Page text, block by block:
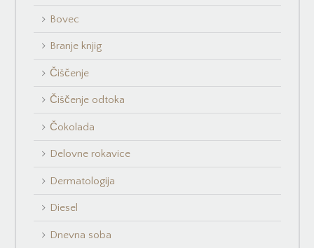
Bovec
Branje knjig
Čiščenje
Čiščenje odtoka
Čokolada
Delovne rokavice
Dermatologija
Diesel
Dnevna soba